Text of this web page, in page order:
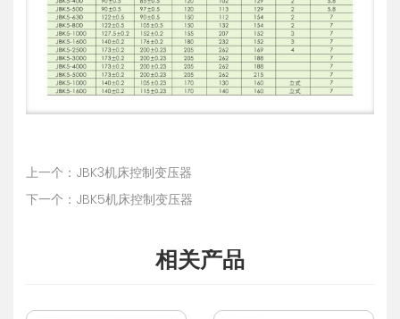
上一个：JBK3机床控制变压器
下一个：JBK5机床控制变压器
相关产品